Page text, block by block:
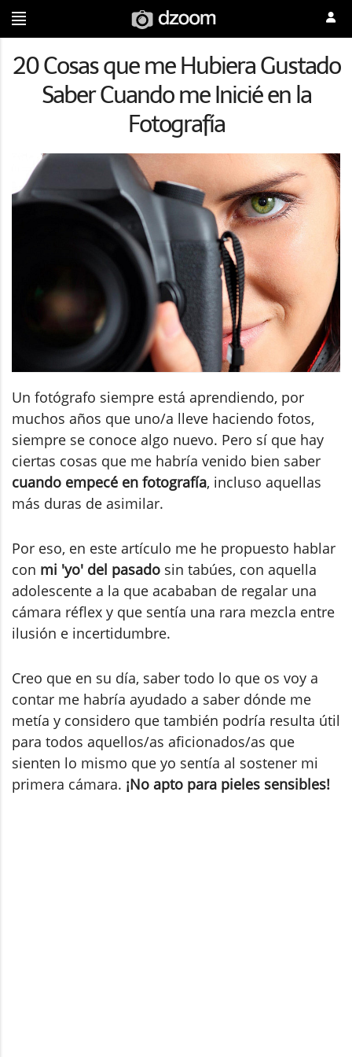
20 Cosas que me Hubiera Gustado
Saber Cuando me Inicié en la
Fotografía
Un fotógrafo siempre está aprendiendo, por
muchos años que uno/a lleve haciendo fotos,
siempre se conoce algo nuevo. Pero sí que hay
ciertas cosas que me habría venido bien saber
cuando empecé en fotografía, incluso aquellas
más duras de asimilar.
Por eso, en este artículo me he propuesto hablar
con mi 'yo' del pasado sin tabúes, con aquella
adolescente a la que acababan de regalar una
cámara réflex y que sentía una rara mezcla entre
ilusión e incertidumbre.
Creo que en su día, saber todo lo que os voy a
contar me habría ayudado a saber dónde me
metía y considero que también podría resulta útil
para todos aquellos/as aficionados/as que
sienten lo mismo que yo sentía al sostener mi
primera cámara. ¡No apto para pieles sensibles!